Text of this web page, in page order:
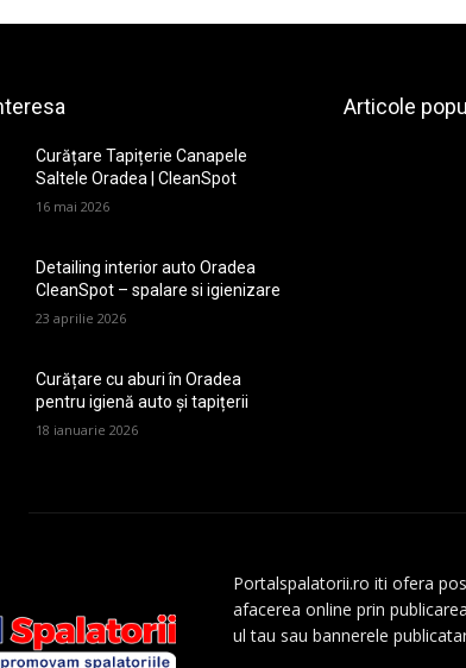
Curățare Tapițerie Canapele
Saltele Oradea | CleanSpot
16 mai 2026
Detailing interior auto Oradea
CleanSpot – spalare si igienizare
23 aprilie 2026
Curățare cu aburi în Oradea
pentru igienă auto și tapițerii
18 ianuarie 2026
Articole
Portalspalatorii.ro iti ofera
afacerea online prin
ul tau sau bannerele